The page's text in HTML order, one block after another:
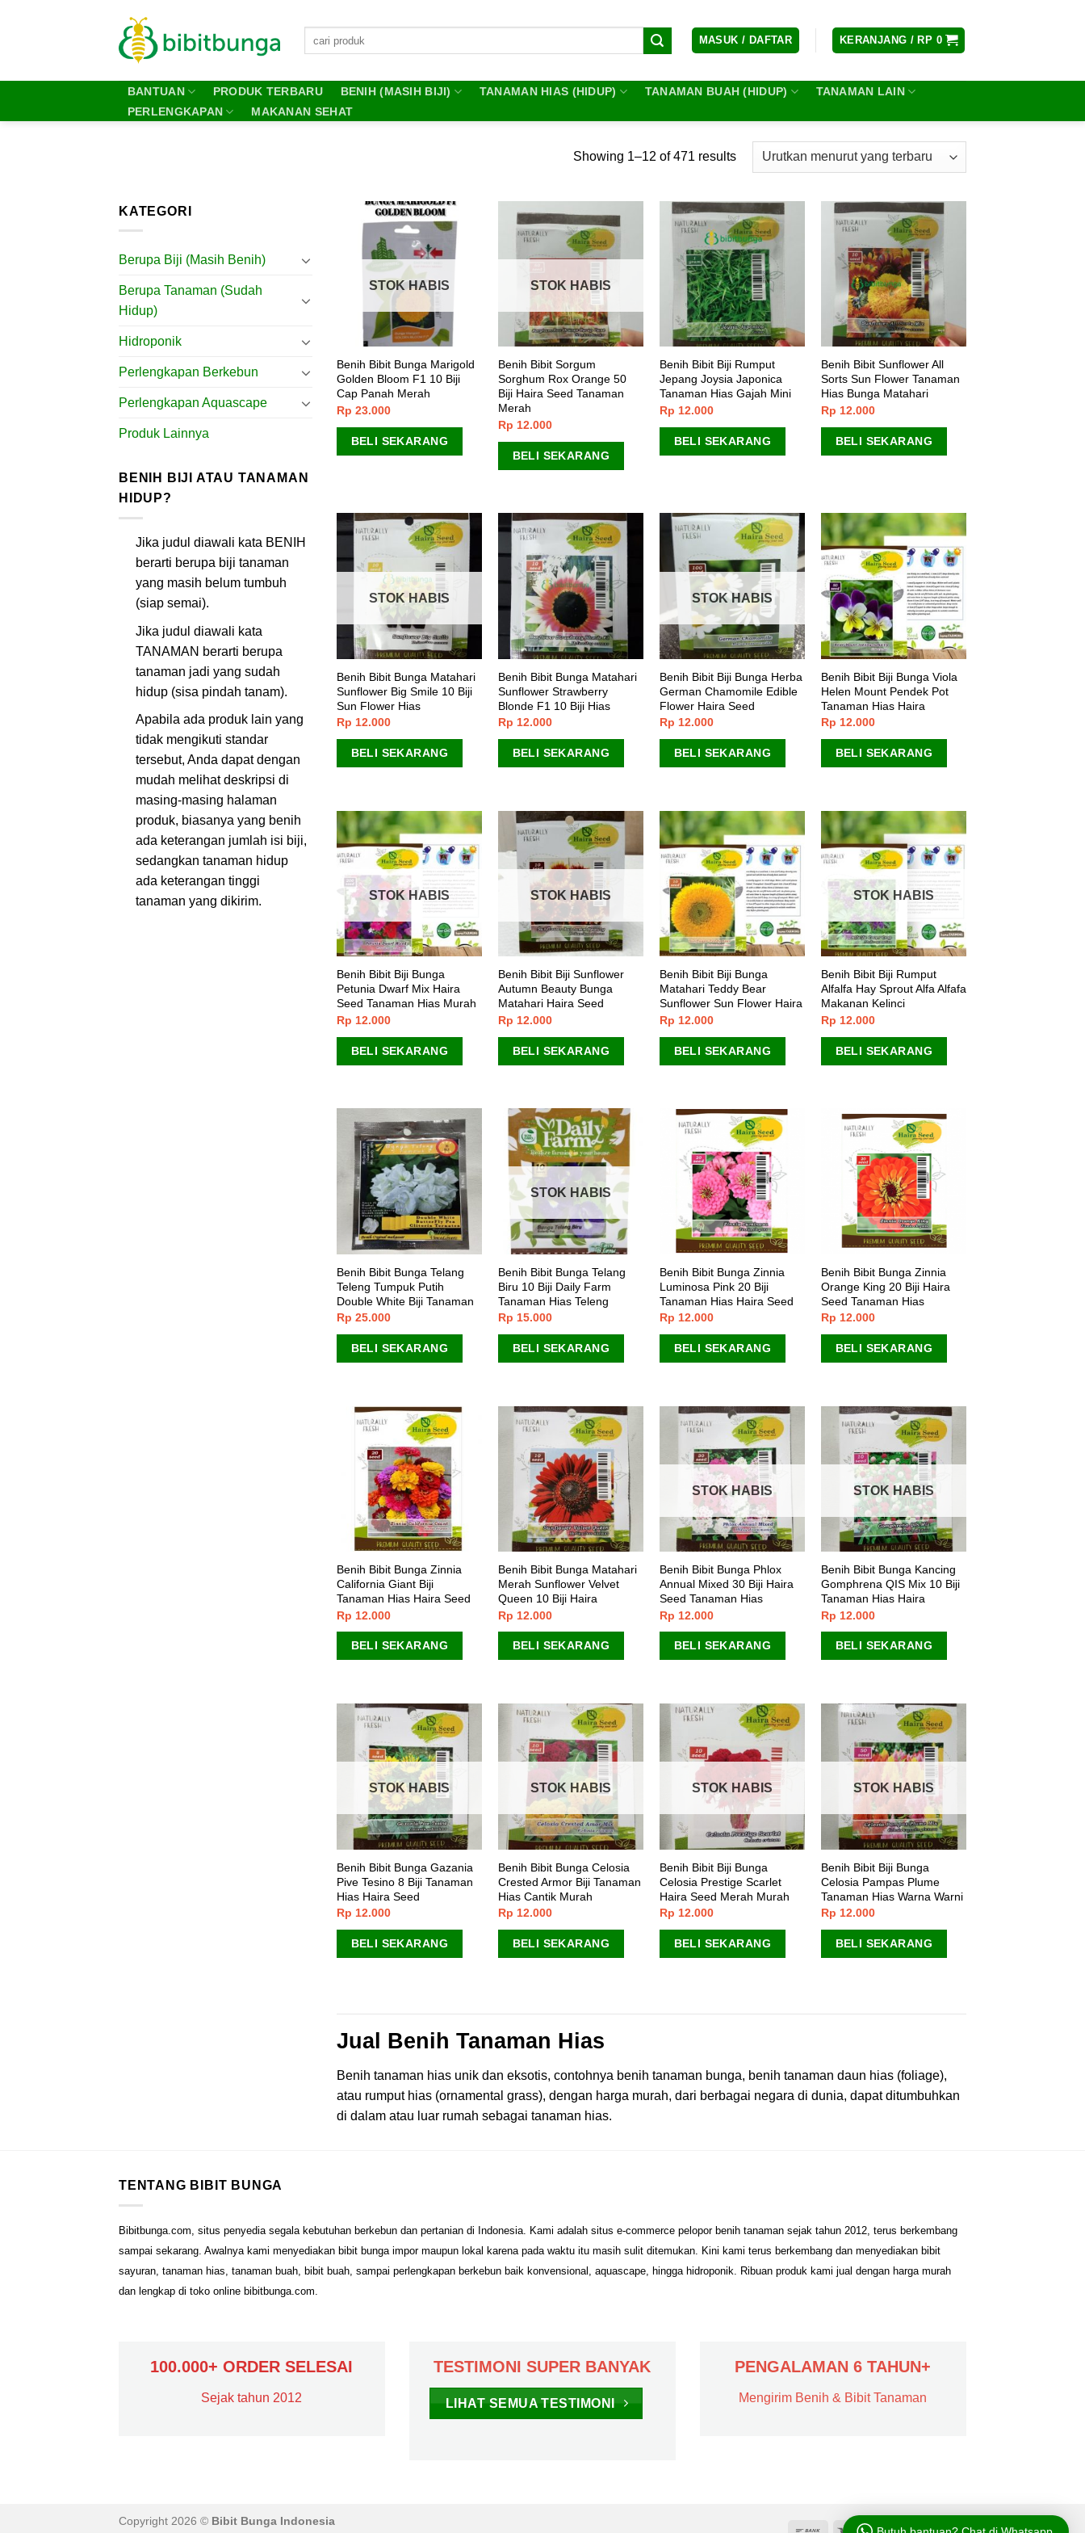
MASUK / DAFTAR KERANJANG / RP 0
BANTUAN PRODUK TERBARU BENIH (MASIH BIJI) TANAMAN HIAS (HIDUP) TANAMAN BUAH (HIDUP)
TANAMAN LAIN
PERLENGKAPAN
MAKANAN SEHAT
Showing 1–12 of 471 results
KATEGORI
Berupa Biji (Masih Benih)
Berupa Tanaman (Sudah
Hidup)
Hidroponik
Perlengkapan Berkebun
Perlengkapan Aquascape
Produk Lainnya
BENIH BIJI ATAU TANAMAN
HIDUP?
Jika judul diawali kata BENIH
berarti berupa biji tanaman
yang masih belum tumbuh
(siap semai).
Jika judul diawali kata
TANAMAN berarti berupa
tanaman jadi yang sudah
hidup (sisa pindah tanam).
Apabila ada produk lain yang
tidak mengikuti standar
tersebut, Anda dapat dengan
mudah melihat deskripsi di
masing-masing halaman
produk, biasanya yang benih
ada keterangan jumlah isi biji,
sedangkan tanaman hidup
ada keterangan tinggi
tanaman yang dikirim.
STOK HABIS
Benih Bibit Bunga Marigold
Golden Bloom F1 10 Biji
Cap Panah Merah
Rp 23.000
BELI SEKARANG
STOK HABIS
Benih Bibit Sorgum
Sorghum Rox Orange 50
Biji Haira Seed Tanaman
Merah
Rp 12.000
BELI SEKARANG
Benih Bibit Biji Rumput
Jepang Joysia Japonica
Tanaman Hias Gajah Mini
Rp 12.000
BELI SEKARANG
Benih Bibit Sunflower All
Sorts Sun Flower Tanaman
Hias Bunga Matahari
Rp 12.000
BELI SEKARANG
STOK HABIS
Benih Bibit Bunga Matahari
Sunflower Big Smile 10 Biji
Sun Flower Hias
Rp 12.000
BELI SEKARANG
Benih Bibit Bunga Matahari
Sunflower Strawberry
Blonde F1 10 Biji Hias
Rp 12.000
BELI SEKARANG
STOK HABIS
Benih Bibit Biji Bunga Herba
German Chamomile Edible
Flower Haira Seed
Rp 12.000
BELI SEKARANG
Benih Bibit Biji Bunga Viola
Helen Mount Pendek Pot
Tanaman Hias Haira
Rp 12.000
BELI SEKARANG
STOK HABIS
Benih Bibit Biji Bunga
Petunia Dwarf Mix Haira
Seed Tanaman Hias Murah
Rp 12.000
BELI SEKARANG
STOK HABIS
Benih Bibit Biji Sunflower
Autumn Beauty Bunga
Matahari Haira Seed
Rp 12.000
BELI SEKARANG
Benih Bibit Biji Bunga
Matahari Teddy Bear
Sunflower Sun Flower Haira
Rp 12.000
BELI SEKARANG
STOK HABIS
Benih Bibit Biji Rumput
Alfalfa Hay Sprout Alfa Alfafa
Makanan Kelinci
Rp 12.000
BELI SEKARANG
Benih Bibit Bunga Telang
Teleng Tumpuk Putih
Double White Biji Tanaman
Rp 25.000
BELI SEKARANG
STOK HABIS
Benih Bibit Bunga Telang
Biru 10 Biji Daily Farm
Tanaman Hias Teleng
Rp 15.000
BELI SEKARANG
Benih Bibit Bunga Zinnia
Luminosa Pink 20 Biji
Tanaman Hias Haira Seed
Rp 12.000
BELI SEKARANG
Benih Bibit Bunga Zinnia
Orange King 20 Biji Haira
Seed Tanaman Hias
Rp 12.000
BELI SEKARANG
Benih Bibit Bunga Zinnia
California Giant Biji
Tanaman Hias Haira Seed
Rp 12.000
BELI SEKARANG
Benih Bibit Bunga Matahari
Merah Sunflower Velvet
Queen 10 Biji Haira
Rp 12.000
BELI SEKARANG
STOK HABIS
Benih Bibit Bunga Phlox
Annual Mixed 30 Biji Haira
Seed Tanaman Hias
Rp 12.000
BELI SEKARANG
STOK HABIS
Benih Bibit Bunga Kancing
Gomphrena QIS Mix 10 Biji
Tanaman Hias Haira
Rp 12.000
BELI SEKARANG
STOK HABIS
Benih Bibit Bunga Gazania
Pive Tesino 8 Biji Tanaman
Hias Haira Seed
Rp 12.000
BELI SEKARANG
STOK HABIS
Benih Bibit Bunga Celosia
Crested Armor Biji Tanaman
Hias Cantik Murah
Rp 12.000
BELI SEKARANG
STOK HABIS
Benih Bibit Biji Bunga
Celosia Prestige Scarlet
Haira Seed Merah Murah
Rp 12.000
BELI SEKARANG
STOK HABIS
Benih Bibit Biji Bunga
Celosia Pampas Plume
Tanaman Hias Warna Warni
Rp 12.000
BELI SEKARANG
Jual Benih Tanaman Hias
Benih tanaman hias unik dan eksotis, contohnya benih tanaman bunga, benih tanaman daun hias (foliage),
atau rumput hias (ornamental grass), dengan harga murah, dari berbagai negara di dunia, dapat ditumbuhkan
di dalam atau luar rumah sebagai tanaman hias.
TENTANG BIBIT BUNGA
Bibitbunga.com, situs penyedia segala kebutuhan berkebun dan pertanian di Indonesia. Kami adalah situs e-commerce pelopor benih tanaman sejak tahun 2012, terus berkembang
sampai sekarang. Awalnya kami menyediakan bibit bunga impor maupun lokal karena pada waktu itu masih sulit ditemukan. Kini kami terus berkembang dan menyediakan bibit
sayuran, tanaman hias, tanaman buah, bibit buah, sampai perlengkapan berkebun baik konvensional, aquascape, hingga hidroponik. Ribuan produk kami jual dengan harga murah
dan lengkap di toko online bibitbunga.com.
100.000+ ORDER SELESAI
Sejak tahun 2012
TESTIMONI SUPER BANYAK
LIHAT SEMUA TESTIMONI
PENGALAMAN 6 TAHUN+
Mengirim Benih & Bibit Tanaman
Copyright 2026 © Bibit Bunga Indonesia